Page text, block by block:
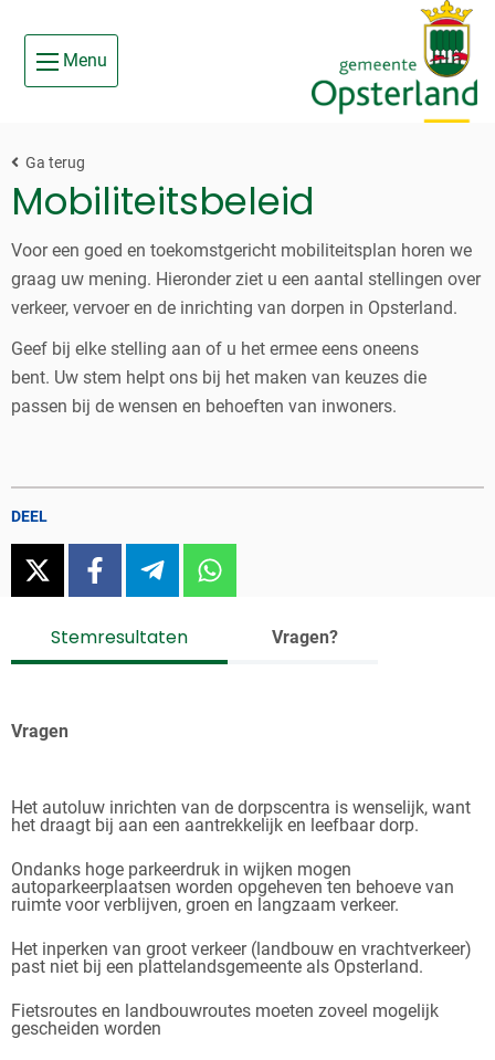
naar
inhoud
Menu
Ga terug
Mobiliteitsbeleid
Voor een goed en toekomstgericht mobiliteitsplan horen we
graag uw mening. Hieronder ziet u een aantal stellingen over
verkeer, vervoer en de inrichting van dorpen in Opsterland.
Geef bij elke stelling aan of u het ermee eens oneens
bent. Uw stem helpt ons bij het maken van keuzes die
passen bij de wensen en behoeften van inwoners.
DEEL
twitter facebook telegram
Stemresultaten Vragen?
Vragen
Het autoluw inrichten van de dorpscentra is wenselijk, want
het draagt bij aan een aantrekkelijk en leefbaar dorp.
Ondanks hoge parkeerdruk in wijken mogen
autoparkeerplaatsen worden opgeheven ten behoeve van
ruimte voor verblijven, groen en langzaam verkeer.
Het inperken van groot verkeer (landbouw en vrachtverkeer)
past niet bij een plattelandsgemeente als Opsterland.
Fietsroutes en landbouwroutes moeten zoveel mogelijk
gescheiden worden